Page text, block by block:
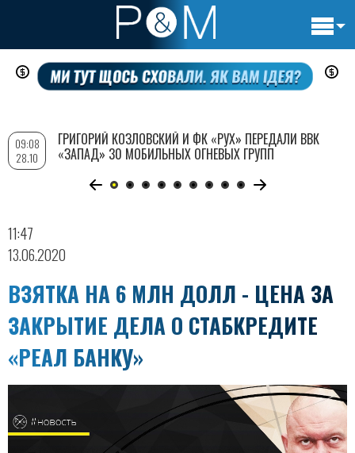
Перейти
содержанию
11:47
13.06.2020
ВЗЯТКА НА 6 МЛН ДОЛЛ - ЦЕНА ЗА
ЗАКРЫТИЕ ДЕЛА О СТАБКРЕДИТЕ
«РЕАЛ БАНКУ»
09:08
28.10
ГРИГОРИЙ КОЗЛОВСКИЙ И ФК «РУХ» ПЕРЕДАЛИ ВВК
«ЗАПАД» 30 МОБИЛЬНЫХ ОГНЕВЫХ ГРУПП